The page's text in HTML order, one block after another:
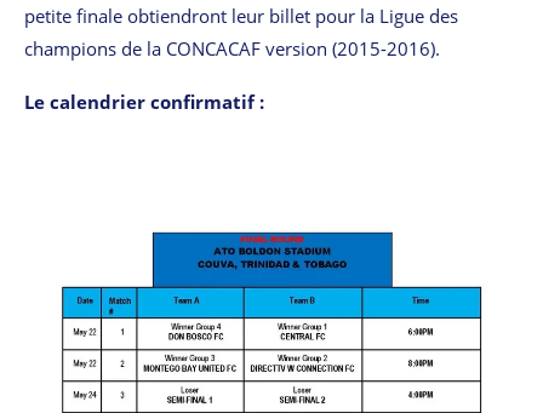
petite finale obtiendront leur billet pour la Ligue des
champions de la CONCACAF version (2015-2016).
Le calendrier confirmatif :